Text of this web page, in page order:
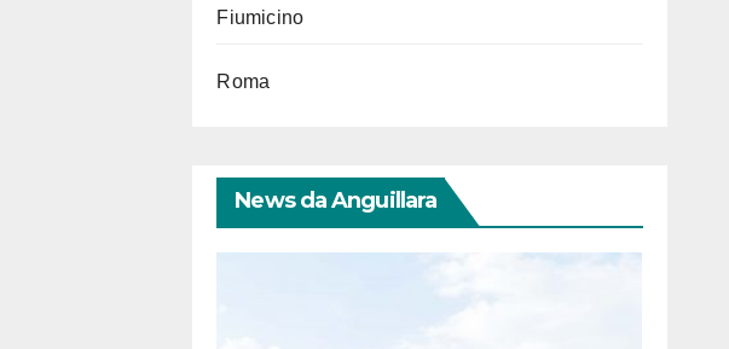
Fiumicino
Roma
News da Anguillara